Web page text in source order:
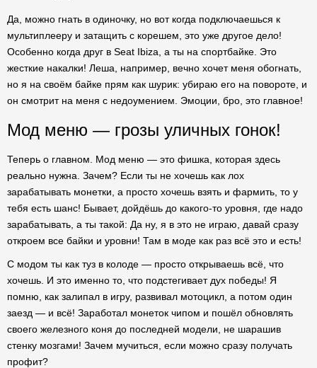
Да, можно гнать в одиночку, но вот когда подключаешься к
мультиплееру и затащить с корешем, это уже другое дело!
Особенно когда друг в Seat Ibiza, а ты на спортбайке. Это
жесткие накалки! Леша, например, вечно хочет меня обогнать,
но я на своём байке прям как шурик: убираю его на повороте, и
он смотрит на меня с недоумением. Эмоции, бро, это главное!
Мод меню — грозы уличных гонок!
Теперь о главном. Мод меню — это фишка, которая здесь
реально нужна. Зачем? Если ты не хочешь как лох
зарабатывать монетки, а просто хочешь взять и фармить, то у
тебя есть шанс! Бывает, дойдёшь до какого-то уровня, где надо
зарабатывать, а ты такой: Да ну, я в это не играю, давай сразу
откроем все байки и уровни! Там в моде как раз всё это и есть!
С модом ты как туз в колоде — просто открываешь всё, что
хочешь. И это именно то, что подстегивает дух победы! Я
помню, как залипал в игру, развивал мотоцикл, а потом один
заезд — и всё! Заработал монеток чипом и пошёл обновлять
своего железного коня до последней модели, не шарашив
стенку мозгами! Зачем мучиться, если можно сразу получать
профит?